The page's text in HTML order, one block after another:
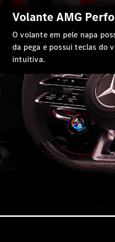
CLE Coupé
Mercedes-
AMG GT
Coupé
Mercedes-
portas
Coupé
NovoElétrico
Configurador
Showroom
Online
Cabrio
Volante AMG
O volante em pele napa
da pega e possui teclas do
intuitiva.